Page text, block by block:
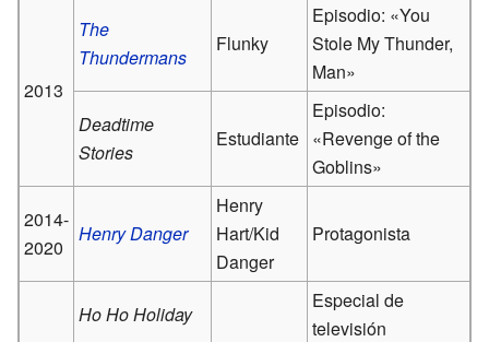
2013
The
Thundermans
Flunky
Episodio: «You
Stole My Thunder,
Man»
Deadtime
Stories
Estudiante
Episodio:
«Revenge of the
Goblins»
2014-
2020
Henry Danger
Henry
Hart/Kid
Danger
Protagonista
Ho Ho Holiday
Especial de
televisión